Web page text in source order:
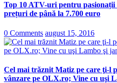
Top 10 ATV-uri pentru pasionații
prețuri de până la 7.700 euro
0 Comments august 15, 2016
Cel mai trăznit Matiz pe care ţi-l
vânzare pe OLX.ro; Vine cu uşi